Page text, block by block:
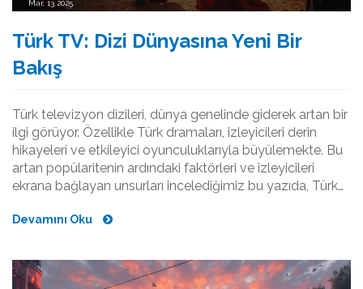
Mar, 13 2025
Türk TV: Dizi Dünyasına Yeni Bir
Bakış
Türk televizyon dizileri, dünya genelinde giderek artan bir
ilgi görüyor. Özellikle Türk dramaları, izleyicileri derin
hikayeleri ve etkileyici oyunculuklarıyla büyülemekte. Bu
artan popülaritenin ardındaki faktörleri ve izleyicileri
ekrana bağlayan unsurları incelediğimiz bu yazıda, Türk
keşfedeceğiz. Ayrıca, türün geleceğine yönelik ilginç
sunuyoruz.
Devamını Oku